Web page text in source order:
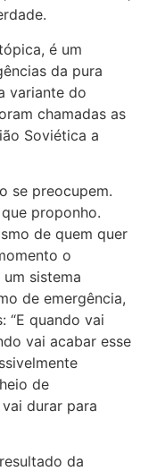
é um
da pura
variante do
chamadas as
Soviética a
se preocupem.
proponho.
de quem quer
o
sistema
de emergência,
“E quando vai
vai acabar esse
de
vai durar para
da